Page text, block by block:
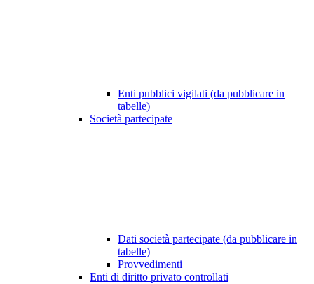
Enti pubblici vigilati (da pubblicare in
tabelle)
Società partecipate
Dati società partecipate (da pubblicare in
tabelle)
Provvedimenti
Enti di diritto privato controllati